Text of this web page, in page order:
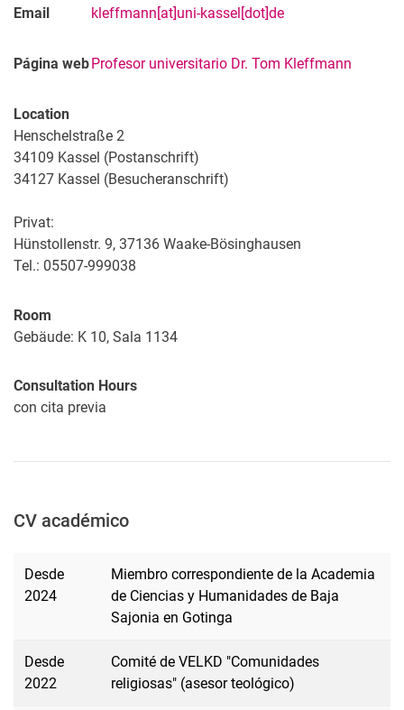
Email
kleffmann[at]uni-kassel[dot]de
Página webProfesor universitario Dr. Tom Kleffmann
Location
Henschelstraße 2
34109 Kassel (Postanschrift)
34127 Kassel (Besucheranschrift)
Privat:
Hünstollenstr. 9, 37136 Waake-Bösinghausen
Tel.: 05507-999038
Room
Gebäude: K 10, Sala 1134
Consultation Hours
con cita previa
CV académico
Desde
2024
Miembro correspondiente de la Academia
de Ciencias y Humanidades de Baja
Sajonia en Gotinga
Desde
2022
Comité de VELKD "Comunidades
religiosas" (asesor teológico)